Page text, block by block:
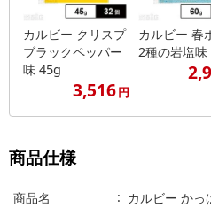
カルビー クリスプ
ブラックペッパー
味 45g
3,516円
カルビー 春
2種の岩塩味
商品仕様
商品名
カルビー かっ